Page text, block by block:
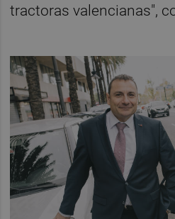
tractoras valencianas",